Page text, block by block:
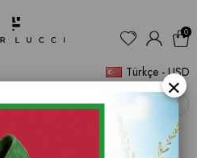
Türkçe - USD
0
×